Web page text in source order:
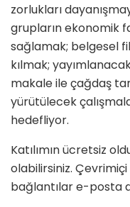
zorlukları
grupların ekonomik
sağlamak; belgesel
kılmak;
makale ile çağdaş
yürütülecek
hedefliyor.
Katılımın ücretsiz
olabilirsiniz.
bağlantılar e-posta